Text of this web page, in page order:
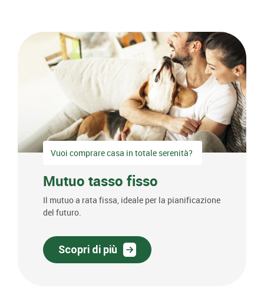
Vuoi comprare casa in totale serenità?
Mutuo tasso fisso
Il mutuo a rata fissa, ideale per la pianificazione
del futuro.
Scopri di più